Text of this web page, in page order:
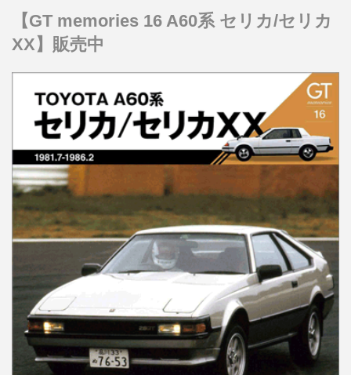
【GT memories 16 A60系 セリカ/セリカ
XX】販売中